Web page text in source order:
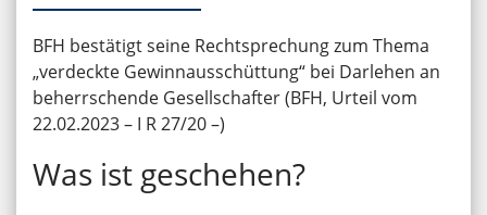
BFH bestätigt seine Rechtsprechung zum Thema
„verdeckte Gewinnausschüttung“ bei Darlehen an
beherrschende Gesellschafter (BFH, Urteil vom
22.02.2023 – I R 27/20 –)
Was ist geschehen?